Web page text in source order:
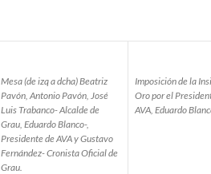
Mesa (de izq a dcha) Beatriz
Pavón, Antonio Pavón, José
Luis Trabanco- Alcalde de
Grau, Eduardo Blanco-,
Presidente de AVA y Gustavo
Fernández- Cronista Oficial de
Grau.
Imposición de la
Oro por el
AVA, Eduardo